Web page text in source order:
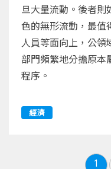
旦大量流動。後者
色的無形流動，最值
人員等面向上，公
部門頻繁地分擔原本
程序。
經濟
1